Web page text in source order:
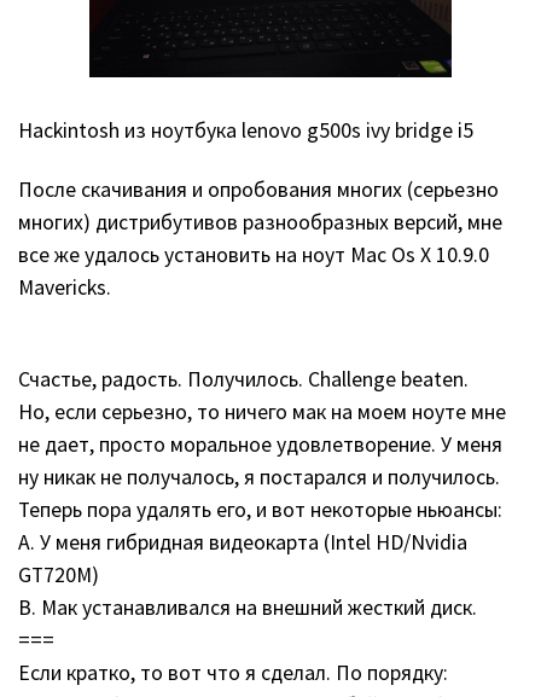
Hackintosh из ноутбука lenovo g500s ivy bridge i5
После скачивания и опробования многих (серьезно
многих) дистрибутивов разнообразных версий, мне
все же удалось установить на ноут Mac Os X 10.9.0
Mavericks.
Счастье, радость. Получилось. Challenge beaten.
Но, если серьезно, то ничего мак на моем ноуте мне
не дает, просто моральное удовлетворение. У меня
ну никак не получалось, я постарался и получилось.
Теперь пора удалять его, и вот некоторые ньюансы:
A. У меня гибридная видеокарта (Intel HD/Nvidia
GT720M)
B. Мак устанавливался на внешний жесткий диск.
===
Если кратко, то вот что я сделал. По порядку: